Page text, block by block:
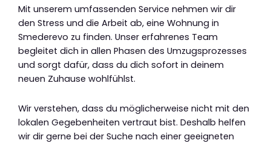
Mit unserem umfassenden Service nehmen wir dir
den Stress und die Arbeit ab, eine Wohnung in
Smederevo zu finden. Unser erfahrenes Team
begleitet dich in allen Phasen des Umzugsprozesses
und sorgt dafür, dass du dich sofort in deinem
neuen Zuhause wohlfühlst.
Wir verstehen, dass du möglicherweise nicht mit den
lokalen Gegebenheiten vertraut bist. Deshalb helfen
wir dir gerne bei der Suche nach einer geeigneten